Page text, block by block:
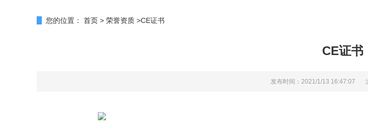
您的位置： 首页 > 荣誉资质 >CE证书
CE证书
发布时间：2021/1/13 16:47:07